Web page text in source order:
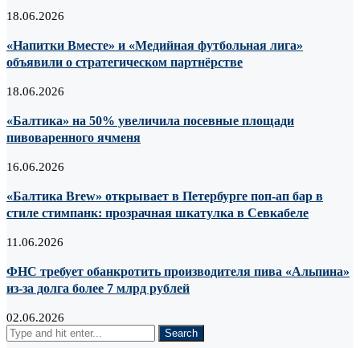
18.06.2026
«Напитки Вместе» и «Медийная футбольная лига»
объявили о стратегическом партнёрстве
18.06.2026
«Балтика» на 50% увеличила посевные площади
пивоваренного ячменя
16.06.2026
«Балтика Brew» открывает в Петербурге поп-ап бар в
стиле стимпанк: прозрачная шкатулка в Севкабеле
11.06.2026
ФНС требует обанкротить производителя пива «Альпина»
из-за долга более 7 млрд рублей
02.06.2026